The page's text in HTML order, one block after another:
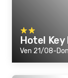
Hotel Key
Ven 21/08-